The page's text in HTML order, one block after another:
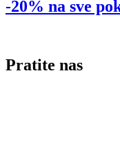
-20% na sve
Pratite nas